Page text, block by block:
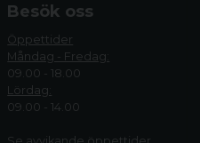
Besök oss
Öppettider
Måndag - Fredag:
09.00 - 18.00
Lördag:
09.00 - 14.00